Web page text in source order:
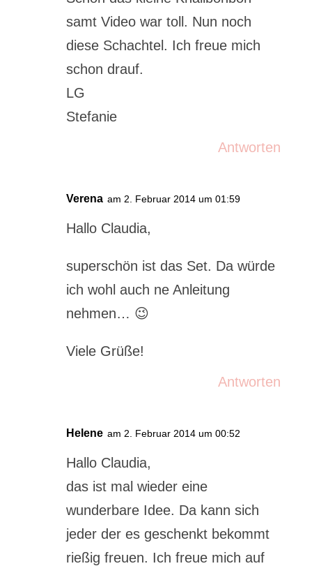
samt Video war toll. Nun noch
diese Schachtel. Ich freue mich
schon drauf.
LG
Stefanie
Antworten
Verena am 2. Februar 2014 um 01:59
Hallo Claudia,
superschön ist das Set. Da würde
ich wohl auch ne Anleitung
nehmen… 😉
Viele Grüße!
Antworten
Helene am 2. Februar 2014 um 00:52
Hallo Claudia,
das ist mal wieder eine
wunderbare Idee. Da kann sich
jeder der es geschenkt bekommt
rießig freuen. Ich freue mich auf